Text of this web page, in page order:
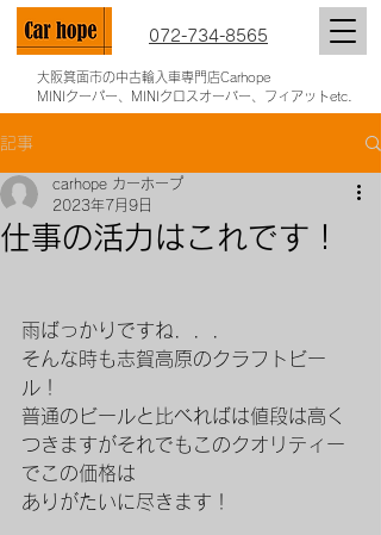
072-734-8565
大阪箕面市の中古輸入車専門店Carhope
MINIクーパー、MINIクロスオーバー、フィアットetc.
記事
仕事の活力はこれです！
carhope カーホープ
2023年7月9日
雨ばっかりですね．．．
そんな時も志賀高原のクラフトビー
ル！
普通のビールと比べればは値段は高く
つきますがそれでもこのクオリティー
でこの価格は
ありがたいに尽きます！